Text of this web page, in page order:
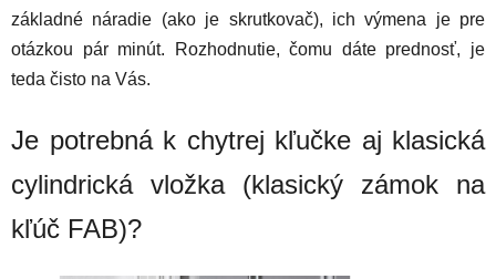
základné náradie (ako je skrutkovač), ich výmena je pre
otázkou pár minút. Rozhodnutie, čomu dáte prednosť, je
teda čisto na Vás.
Je potrebná k chytrej kľučke aj klasická
cylindrická vložka (klasický zámok na
kľúč FAB)?